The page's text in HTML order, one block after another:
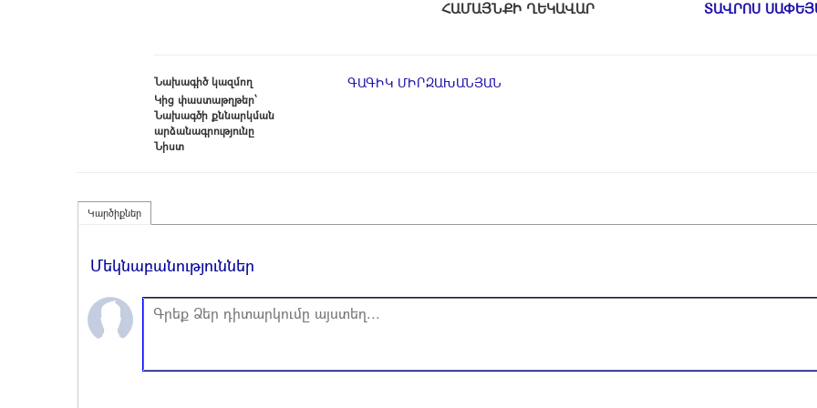
ՀԱՄԱՅՆՔԻ ՂԵԿԱՎԱՐ ՏԱՎՐՈՍ
Նախագիծ կազմող ԳԱԳԻԿ ՄԻՐԶԱԽԱՆՅԱՆ
Կից փաստաթղթեր՝
Նախագծի քննարկման
արձանագրությունը
Նիստ
Կարծիքներ
Մեկնաբանություններ